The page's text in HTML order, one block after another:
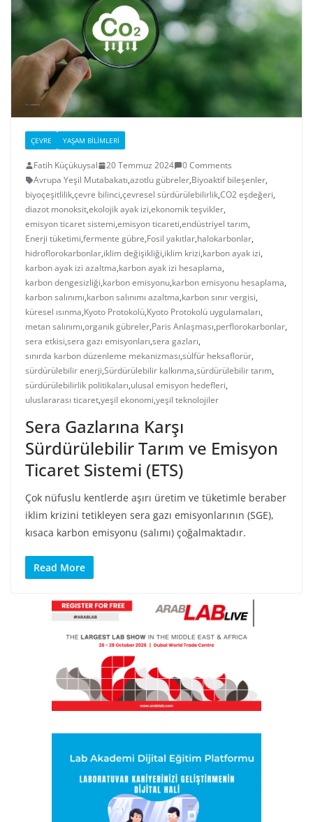
ÇEVRE YAŞAM BILIMLERI
Fatih Küçükuysal 20 Temmuz 2024
0 Comments
Avrupa Yeşil Mutabakatı,azotlu gübreler,Biyoaktif bileşenler,
biyoçeşitlilik,çevre bilinci,çevresel sürdürülebilirlik,CO2 eşdeğeri,
diazot monoksit,ekolojik ayak izi,ekonomik teşvikler,
emisyon ticaret sistemi,emisyon ticareti,endüstriyel tarım,
Enerji tüketimi,fermente gübre,Fosil yakıtlar,halokarbonlar,
hidroflorokarbonlar,iklim değişikliği,iklim krizi,karbon ayak izi,
karbon ayak izi azaltma,karbon ayak izi hesaplama,
karbon dengesizliği,karbon emisyonu,karbon emisyonu hesaplama,
karbon salınımı,karbon salınımı azaltma,karbon sınır vergisi,
küresel ısınma,Kyoto Protokolü,Kyoto Protokolü uygulamaları,
metan salınımı,organik gübreler,Paris Anlaşması,perflorokarbonlar,
sera etkisi,sera gazı emisyonları,sera gazları,
sınırda karbon düzenleme mekanizması,sülfür heksaflorür,
sürdürülebilir enerji,Sürdürülebilir kalkınma,sürdürülebilir tarım,
sürdürülebilirlik politikaları,ulusal emisyon hedefleri,
uluslararası ticaret,yeşil ekonomi,yeşil teknolojiler
Sera Gazlarına Karşı
Sürdürülebilir Tarım ve Emisyon
Ticaret Sistemi (ETS)
Çok nüfuslu kentlerde aşırı üretim ve tüketimle beraber
iklim krizini tetikleyen sera gazı emisyonlarının (SGE),
kısaca karbon emisyonu (salımı) çoğalmaktadır.
Read More